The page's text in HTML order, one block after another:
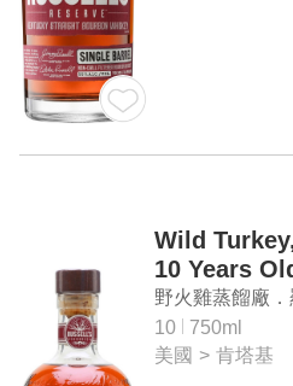
Wild
10 Years
Bourbon
野火雞蒸餾廠
波本純威士忌
10
750ml
美國 > 肯塔基